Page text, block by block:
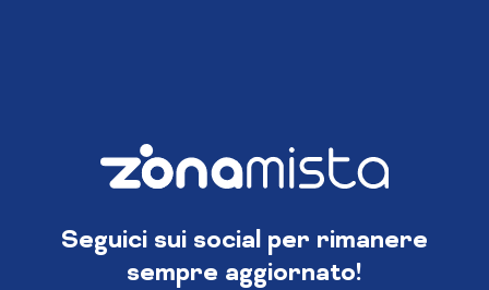
Seguici sui social per rimanere
sempre aggiornato!